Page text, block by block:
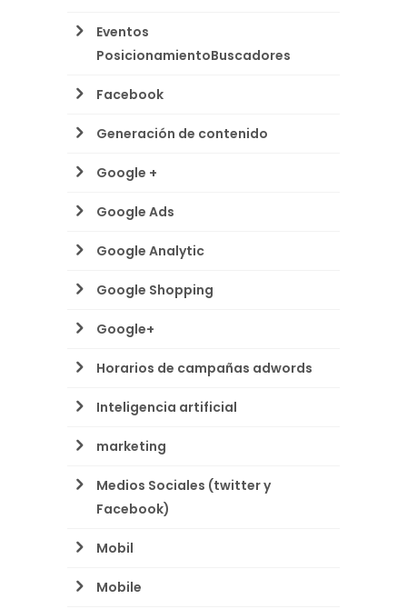
Eventos
PosicionamientoBuscadores
Facebook
Generación de contenido
Google +
Google Ads
Google Analytic
Google Shopping
Google+
Horarios de campañas adwords
Inteligencia artificial
marketing
Medios Sociales (twitter y
Facebook)
Mobil
Mobile